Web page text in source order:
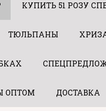
КУПИТЬ 51 РОЗУ
ТЮЛЬПАНЫ
ОПТОМ ДОСТАВКА